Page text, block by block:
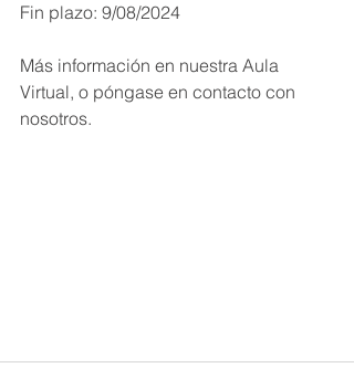
Fin plazo: 9/08/2024
Más información en nuestra Aula
Virtual, o póngase en contacto con
nosotros.